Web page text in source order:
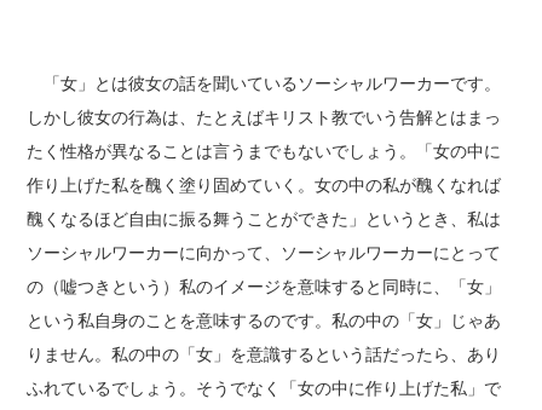
「女」とは彼女の話を聞いているソーシャルワーカーです。
しかし彼女の行為は、たとえばキリスト教でいう告解とはまっ
たく性格が異なることは言うまでもないでしょう。「女の中に
作り上げた私を醜く塗り固めていく。女の中の私が醜くなれば
醜くなるほど自由に振る舞うことができた」というとき、私は
ソーシャルワーカーに向かって、ソーシャルワーカーにとって
の（嘘つきという）私のイメージを意味すると同時に、「女」
という私自身のことを意味するのです。私の中の「女」じゃあ
りません。私の中の「女」を意識するという話だったら、あり
ふれているでしょう。そうでなく「女の中に作り上げた私」で